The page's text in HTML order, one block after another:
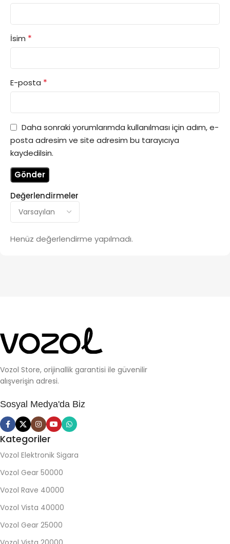
Değerlendirmeler
Henüz değerlendirme yapılmadı.
İsim *
E-posta *
Daha sonraki yorumlarımda kullanılması için adım, e-
posta adresim ve site adresim bu tarayıcıya
kaydedilsin.
Vozol Store, orijinallik garantisi ile güvenilir
alışverişin adresi.
Sosyal Medya'da Biz
Kategoriler
Vozol Elektronik Sigara
Vozol Gear 50000
Vozol Rave 40000
Vozol Vista 40000
Vozol Gear 25000